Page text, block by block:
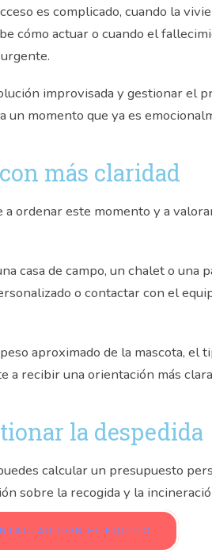
es complicado, cuando la
cómo actuar o cuando el
improvisada y gestionar el
un momento que ya es
más claridad
ordenar este momento y a
casa de campo, un chalet o una
o contactar con el
aproximado de la mascota, el
a recibir una orientación más
la despedida
calcular un presupuesto
sobre la recogida y la
CON EL EQUIPO